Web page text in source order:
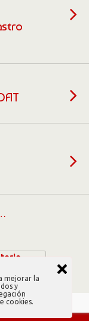
mejorar la
y
cookies.